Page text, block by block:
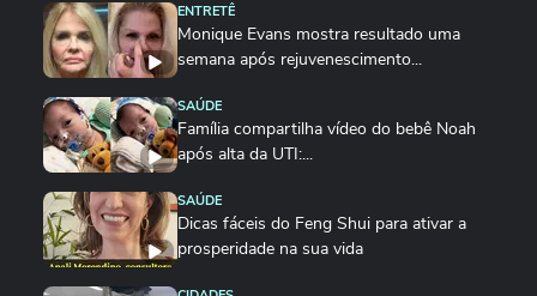
ENTRETÊ
Monique Evans mostra resultado uma
semana após rejuvenescimento...
SAÚDE
Família compartilha vídeo do bebê Noah
após alta da UTI:...
SAÚDE
Dicas fáceis do Feng Shui para ativar a
prosperidade na sua vida